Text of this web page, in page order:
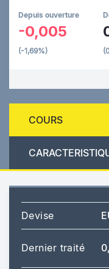
Depuis ouverture
-0,005
(-1,69%)
COURS
Devise
Dernier traité